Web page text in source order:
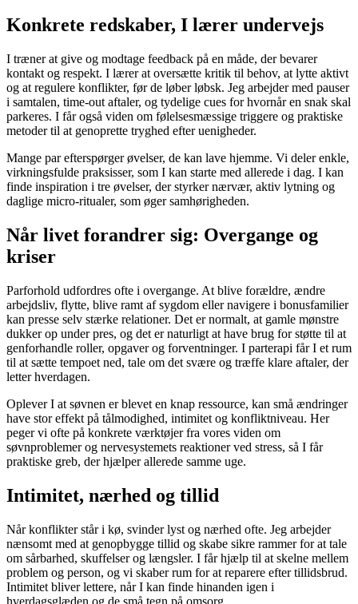
Konkrete redskaber, I lærer undervejs
I træner at give og modtage feedback på en måde, der bevarer
kontakt og respekt. I lærer at oversætte kritik til behov, at lytte aktivt
og at regulere konflikter, før de løber løbsk. Jeg arbejder med pauser
i samtalen, time-out aftaler, og tydelige cues for hvornår en snak skal
parkeres. I får også viden om følelsesmæssige triggere og praktiske
metoder til at genoprette tryghed efter uenigheder.
Mange par efterspørger øvelser, de kan lave hjemme. Vi deler enkle,
virkningsfulde praksisser, som I kan starte med allerede i dag. I kan
finde inspiration i tre øvelser, der styrker nærvær, aktiv lytning og
daglige micro-ritualer, som øger samhørigheden.
Når livet forandrer sig: Overgange og
kriser
Parforhold udfordres ofte i overgange. At blive forældre, ændre
arbejdsliv, flytte, blive ramt af sygdom eller navigere i bonusfamilier
kan presse selv stærke relationer. Det er normalt, at gamle mønstre
dukker op under pres, og det er naturligt at have brug for støtte til at
genforhandle roller, opgaver og forventninger. I parterapi får I et rum
til at sætte tempoet ned, tale om det svære og træffe klare aftaler, der
letter hverdagen.
Oplever I at søvnen er blevet en knap ressource, kan små ændringer
have stor effekt på tålmodighed, intimitet og konfliktniveau. Her
peger vi ofte på konkrete værktøjer fra vores viden om
søvnproblemer og nervesystemets reaktioner ved stress, så I får
praktiske greb, der hjælper allerede samme uge.
Intimitet, nærhed og tillid
Når konflikter står i kø, svinder lyst og nærhed ofte. Jeg arbejder
nænsomt med at genopbygge tillid og skabe sikre rammer for at tale
om sårbarhed, skuffelser og længsler. I får hjælp til at skelne mellem
problem og person, og vi skaber rum for at reparere efter tillidsbrud.
Intimitet bliver lettere, når I kan finde hinanden igen i
hverdagsglæden og de små tegn på omsorg.